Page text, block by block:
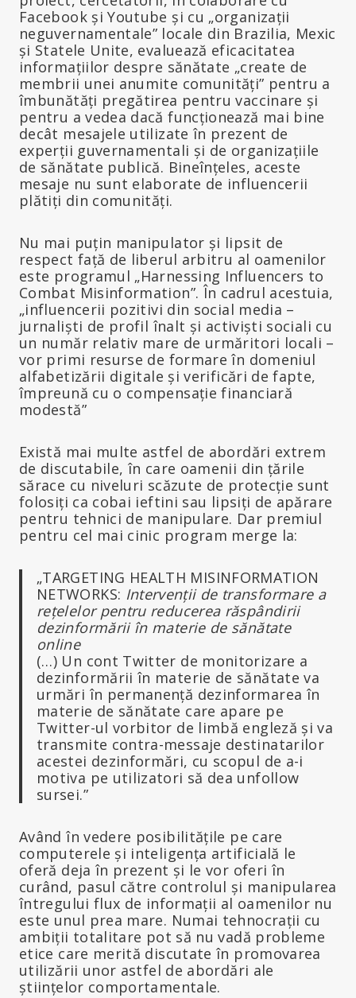
Facebook și Youtube și cu „organizații
neguvernamentale” locale din Brazilia, Mexic
și Statele Unite, evaluează eficacitatea
informațiilor despre sănătate „create de
membrii unei anumite comunități” pentru a
îmbunătăți pregătirea pentru vaccinare și
pentru a vedea dacă funcționează mai bine
decât mesajele utilizate în prezent de
experții guvernamentali și de organizațiile
de sănătate publică. Bineînțeles, aceste
mesaje nu sunt elaborate de influencerii
plătiți din comunități.
Nu mai puțin manipulator și lipsit de
respect față de liberul arbitru al oamenilor
este programul „Harnessing Influencers to
Combat Misinformation”. În cadrul acestuia,
„influencerii pozitivi din social media –
jurnaliști de profil înalt și activiști sociali cu
un număr relativ mare de urmăritori locali –
vor primi resurse de formare în domeniul
alfabetizării digitale și verificări de fapte,
împreună cu o compensație financiară
modestă”
Există mai multe astfel de abordări extrem
de discutabile, în care oamenii din țările
sărace cu niveluri scăzute de protecție sunt
folosiți ca cobai ieftini sau lipsiți de apărare
pentru tehnici de manipulare. Dar premiul
pentru cel mai cinic program merge la:
„TARGETING HEALTH MISINFORMATION
NETWORKS: Intervenții de transformare a
rețelelor pentru reducerea răspândirii
dezinformării în materie de sănătate
online
(…) Un cont Twitter de monitorizare a
dezinformării în materie de sănătate va
urmări în permanență dezinformarea în
materie de sănătate care apare pe
Twitter-ul vorbitor de limbă engleză și va
transmite contra-messaje destinatarilor
acestei dezinformări, cu scopul de a-i
motiva pe utilizatori să dea unfollow
sursei.”
Având în vedere posibilitățile pe care
computerele și inteligența artificială le
oferă deja în prezent și le vor oferi în
curând, pasul către controlul și manipularea
întregului flux de informații al oamenilor nu
este unul prea mare. Numai tehnocrații cu
ambiții totalitare pot să nu vadă probleme
etice care merită discutate în promovarea
utilizării unor astfel de abordări ale
științelor comportamentale.